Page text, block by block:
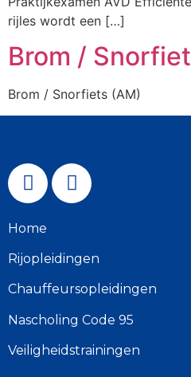
rijles wordt een […]
Brom /
Brom / Snorfiets (AM)
Home
Rijopleidingen
Chauffeursopleidingen
Nascholing Code 95
Veiligheidstrainingen